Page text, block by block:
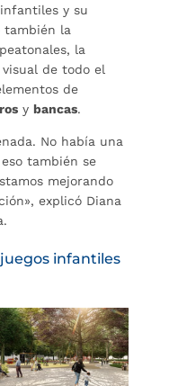
y su
también la
la
de todo el
de
y bancas.
No había una
también se
mejorando
explicó Diana
infantiles